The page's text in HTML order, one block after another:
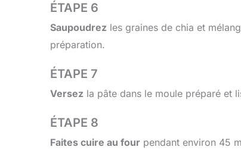
ÉTAPE 6
Saupoudrez les graines de chia et
préparation.
ÉTAPE 7
Versez la pâte dans le moule préparé et
ÉTAPE 8
Faites cuire au four pendant environ 45